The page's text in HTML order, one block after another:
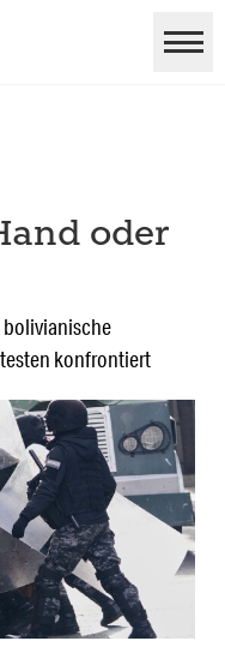
oder
bolivianische
konfrontiert